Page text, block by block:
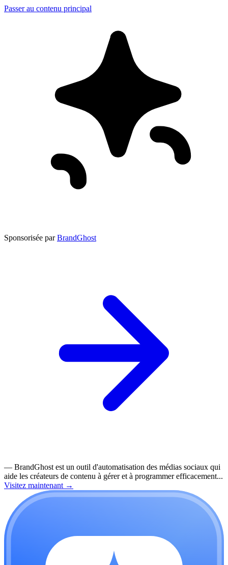
Passer au contenu principal
Sponsorisée par BrandGhost
— BrandGhost est un outil d'automatisation des médias sociaux qui
aide les créateurs de contenu à gérer et à programmer efficacement...
Visitez maintenant →